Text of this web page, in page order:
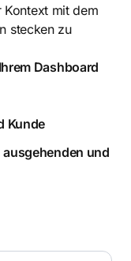
Kontext mit dem
stecken zu
Dashboard
Kunde
und